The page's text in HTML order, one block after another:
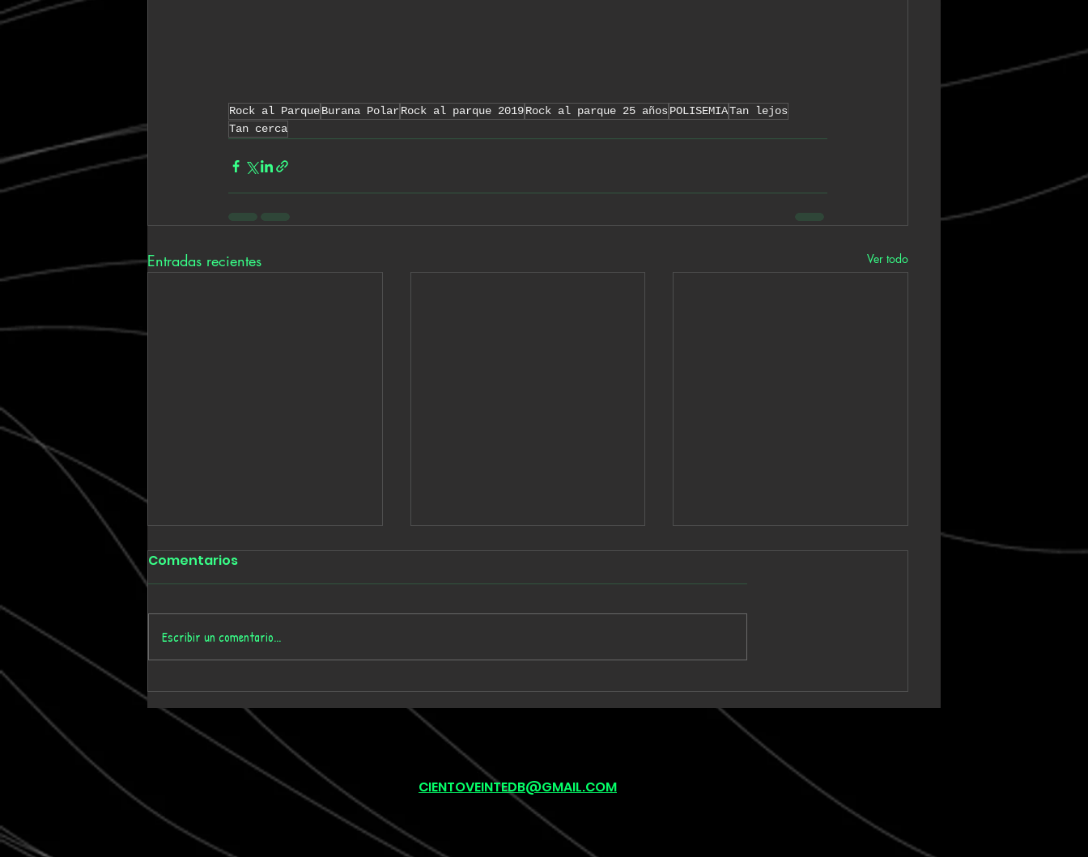
Rock al ParqueBurana PolarRock al parque 2019Rock al parque 25 añosPOLISEMIATan lejos
Tan cerca
Entradas recientes Ver todo
Tmygn convierte
dieciséis años de
memoria personal en el
álbum 'Where Time Goes'
Babe Rainbow extiende
una suite de seis minutos
en “Acid and Honey”
Unknown Vagabond
lleva un sintetizador
onírico hacia un clímax
post-rock en “Warm Tide
Comentarios
Escribir un comentario...
CIENTOVEINTEDB@GMAIL.COM